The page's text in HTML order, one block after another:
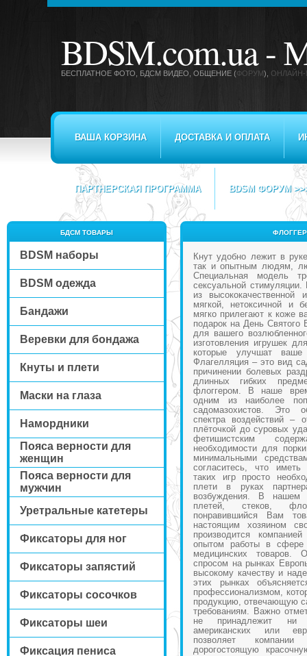
BDSM.com.ua -
БЕСПЛАТНОЕ ФОТО, БДСМ ВИДЕО , ОБЩЕНИЕ (ФОРУМ), ОНЛАЙН-
ВАША КОРЗИНА ДОСТАВКА И ОПЛАТА
ПАРТНЕРСКАЯ ПРОГРАММА BDSM ФОРУМ
БДСМ ТОВАРЫ
BDSM наборы
BDSM одежда
Бандажи
Веревки для бондажа
Кнуты и плети
Маски на глаза
Намордники
Пояса верности для
женщин
Пояса верности для
мужчин
Уретральные катетеры
Фиксаторы для ног
Фиксаторы запястий
Фиксаторы сосочков
Фиксаторы шеи
Фиксация пениса
ФЛОГГЕР
Кнут удобно лежит в
так и опытным людям,
Специальная модель
сексуальной стимуляции.
из высококачественной
мягкой, нетоксичной и
мягко прилегают к коже
подарок на День Святого
для вашего
изготовления игрушек
которые улучшат ваше
Флагелляция – это вид
причинении болевых
длинных гибких
флоггером. В наше
одним из наиболее
садомазохистов. Это
спектра воздействий –
плёточкой до суровых
фетишистским
необходимости для
минимальными
согласитесь, что
таких игр просто
плети в руках
возбуждения. В нашем
плетей, стеков,
понравившийся Вам
настоящим хозяином
производится
опытом работы в сфере
медицинских товаров.
спросом на рынках
высокому качеству и
этих рынках
профессионализмом,
продукцию, отвечающую
требованиям. Важно
не принадлежит ни
американских или
позволяет
дорогостоящую